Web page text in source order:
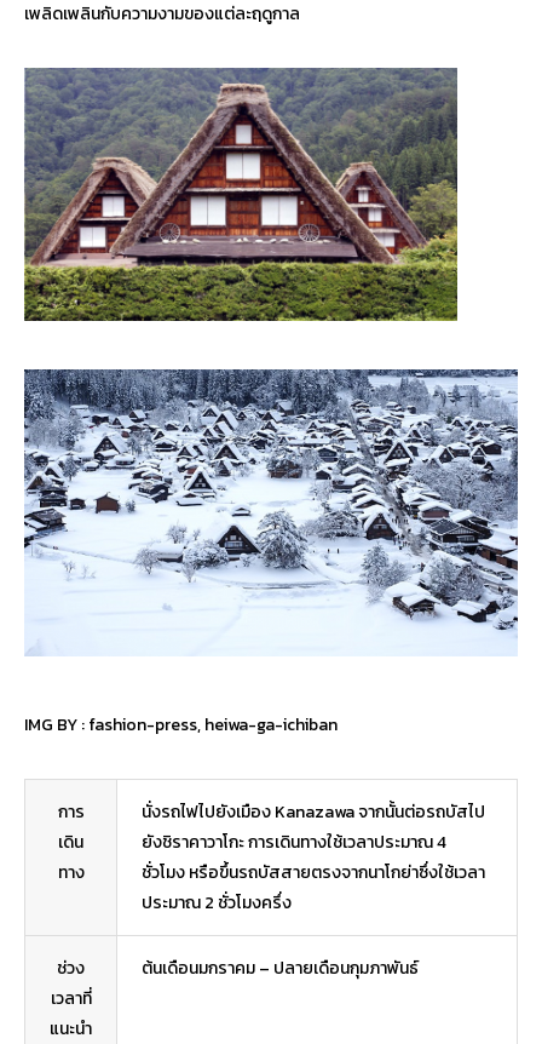
เพลิดเพลินกับความงามของแต่ละฤดูกาล
IMG BY :fashion-press,heiwa-ga-ichiban
การ
เดิน
ทาง
นั่งรถไฟไปยังเมือง Kanazawa จากนั้นต่อรถบัสไป
ยังชิราคาวาโกะ การเดินทางใช้เวลาประมาณ 4
ชั่วโมง หรือขึ้นรถบัสสายตรงจากนาโกย่าซึ่งใช้เวลา
ประมาณ 2 ชั่วโมงครึ่ง
ช่วง
เวลาที่
แนะนำ
ต้นเดือนมกราคม – ปลายเดือนกุมภาพันธ์